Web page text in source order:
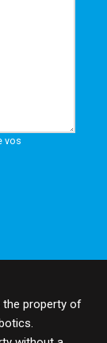
vos
the property of